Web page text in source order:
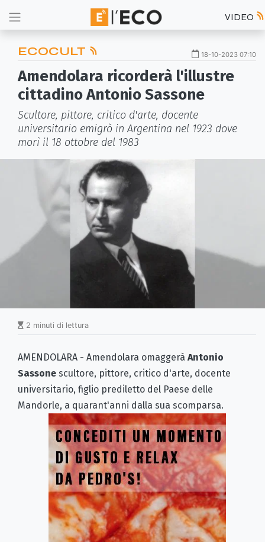
VIDEO
ECOCULT 18-10-2023 07:10
Amendolara ricorderà l'illustre
cittadino Antonio Sassone
Scultore, pittore, critico d'arte, docente
universitario emigrò in Argentina nel 1923 dove
morì il 18 ottobre del 1983
2 minuti di lettura
AMENDOLARA - Amendolara omaggerà Antonio
Sassone scultore, pittore, critico d'arte, docente
universitario, figlio prediletto del Paese delle
Mandorle, a quarant'anni dalla sua scomparsa.